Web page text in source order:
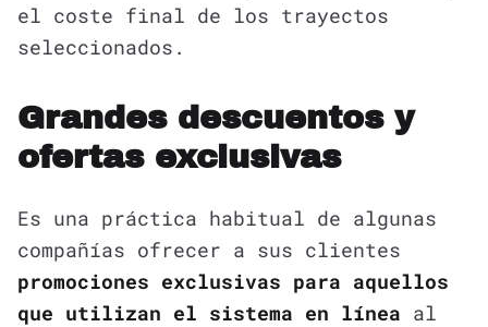
el coste final de los trayectos
seleccionados.
Grandes descuentos y
ofertas exclusivas
Es una práctica habitual de algunas
compañías ofrecer a sus clientes
promociones exclusivas para aquellos
que utilizan el sistema en línea al